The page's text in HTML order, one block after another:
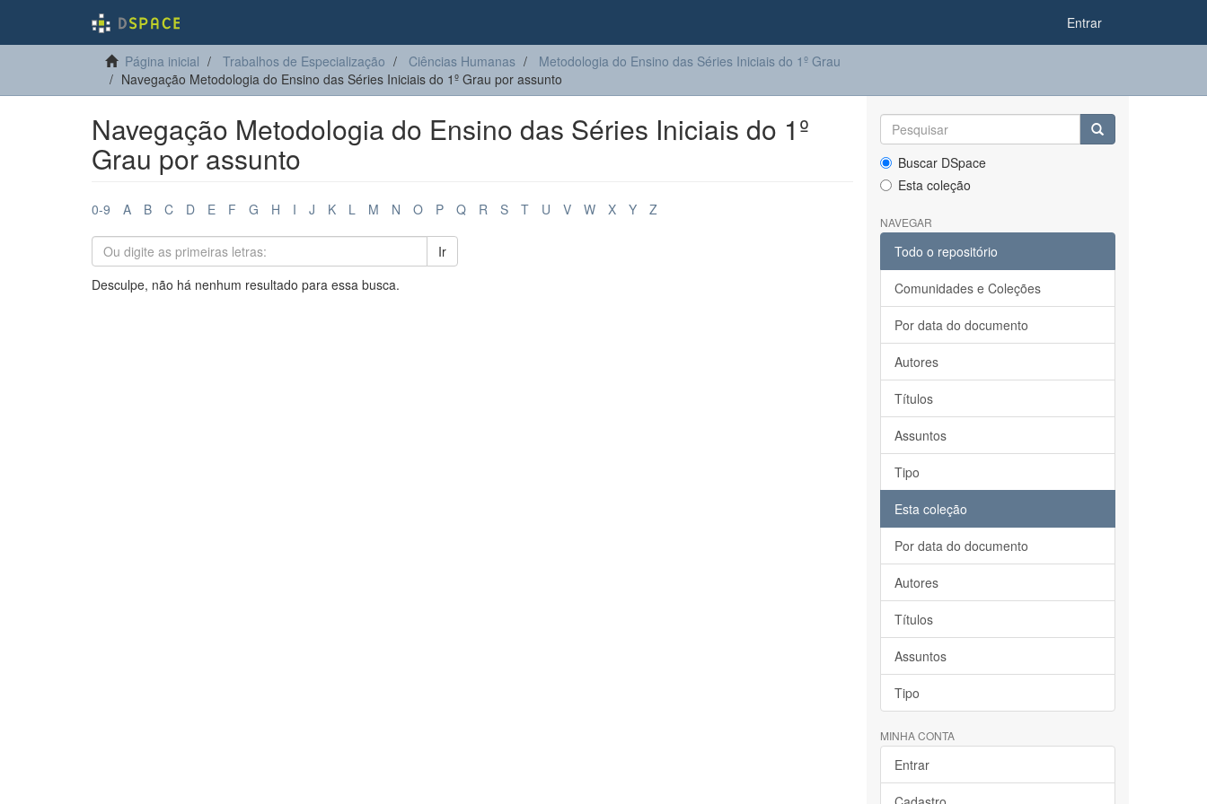
Entrar
Página inicial Trabalhos de Especialização Ciências Humanas
Metodologia do Ensino das Séries Iniciais do 1º Grau
Navegação Metodologia do Ensino das Séries Iniciais do 1º Grau por assunto
Navegação Metodologia do Ensino das Séries Iniciais do 1º
Grau por assunto
0-9 A B C D E F G H I J K L M N O P Q R S T U V W X Y Z
Ir
Desculpe, não há nenhum resultado para essa busca.
Buscar DSpace
Esta coleção
NAVEGAR
Todo o repositório
Comunidades e Coleções
Por data do documento
Autores
Títulos
Assuntos
Tipo
Esta coleção
Por data do documento
Autores
Títulos
Assuntos
Tipo
MINHA CONTA
Entrar